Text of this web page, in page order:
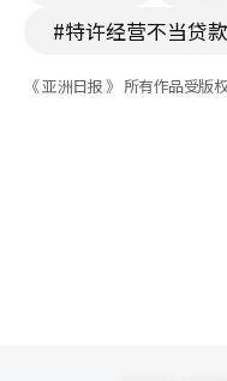
#特许经营不当贷款
《 亚洲日报 》 所有作品受版